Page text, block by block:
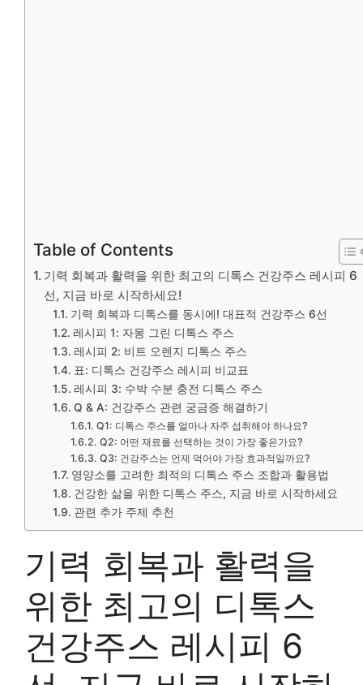
Table of Contents
기력 회복과 활력을 위한 최고의 디톡스 건강주스 레시피 6
선, 지금 바로 시작하세요!
기력 회복과 디톡스를 동시에! 대표적 건강주스 6선
레시피 1: 자몽 그린 디톡스 주스
레시피 2: 비트 오렌지 디톡스 주스
표: 디톡스 건강주스 레시피 비교표
레시피 3: 수박 수분 충전 디톡스 주스
Q & A: 건강주스 관련 궁금증 해결하기
Q1: 디톡스 주스를 얼마나 자주 섭취해야 하나요?
Q2: 어떤 재료를 선택하는 것이 가장 좋은가요?
Q3: 건강주스는 언제 먹어야 가장 효과적일까요?
영양소를 고려한 최적의 디톡스 주스 조합과 활용법
건강한 삶을 위한 디톡스 주스, 지금 바로 시작하세요
관련 추가 주제 추천
기력 회복과 활력을
위한 최고의 디톡스
건강주스 레시피 6